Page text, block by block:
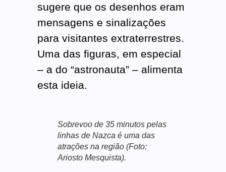
sugere que os desenhos eram
mensagens e sinalizações
para visitantes extraterrestres.
Uma das figuras, em especial
– a do “astronauta” – alimenta
esta ideia.
Sobrevoo de 35 minutos pelas
linhas de Nazca é uma das
atrações na região (Foto:
Ariosto Mesquista).